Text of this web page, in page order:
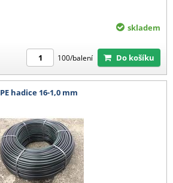
skladem
100/balení Do košíku
PE hadice 16-1,0 mm